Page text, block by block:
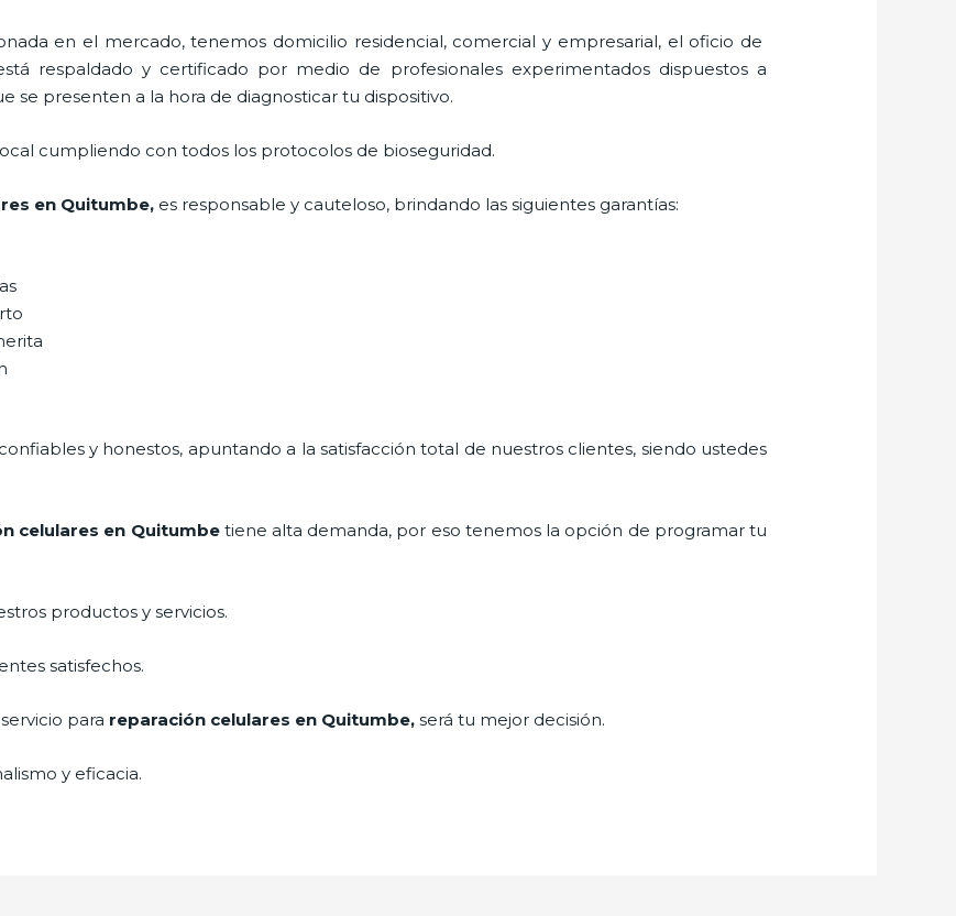
en el mercado, tenemos domicilio residencial, comercial y empresarial, el oficio de
respaldado y certificado por medio de profesionales experimentados dispuestos a
se presenten a la hora de diagnosticar tu dispositivo.
cumpliendo con todos los protocolos de bioseguridad.
en Quitumbe, es responsable y cauteloso, brindando las siguientes garantías:
y honestos, apuntando a la satisfacción total de nuestros clientes, siendo ustedes
celulares en Quitumbetiene alta demanda, por eso tenemos la opción de programar tu
productos y servicios.
satisfechos.
para reparación celulares en Quitumbe,será tu mejor decisión.
y eficacia.